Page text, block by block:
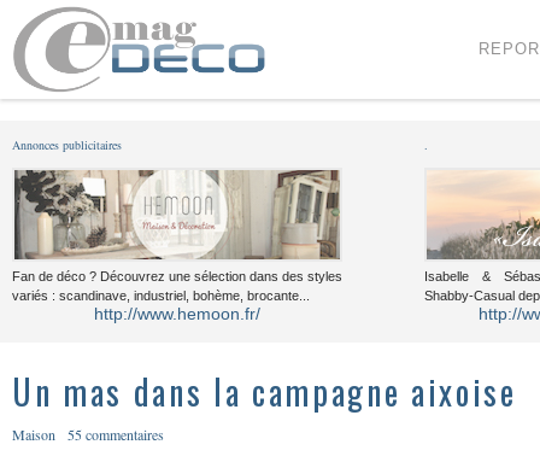
Annonces publicitaires
Fan de déco ? Découvrez une sélection dans des styles
variés : scandinave, industriel, bohème, brocante...
http://www.hemoon.fr/
Isabelle &
Shabby-Casual
http://
Un mas dans la campagne aixoise
Maison 55 commentaires